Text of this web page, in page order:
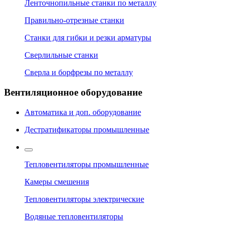
Ленточнопильные станки по металлу
Правильно-отрезные станки
Станки для гибки и резки арматуры
Сверлильные станки
Сверла и борфрезы по металлу
Вентиляционное оборудование
Автоматика и доп. оборудование
Дестратификаторы промышленные
Тепловентиляторы промышленные
Камеры смешения
Тепловентиляторы электрические
Водяные тепловентиляторы